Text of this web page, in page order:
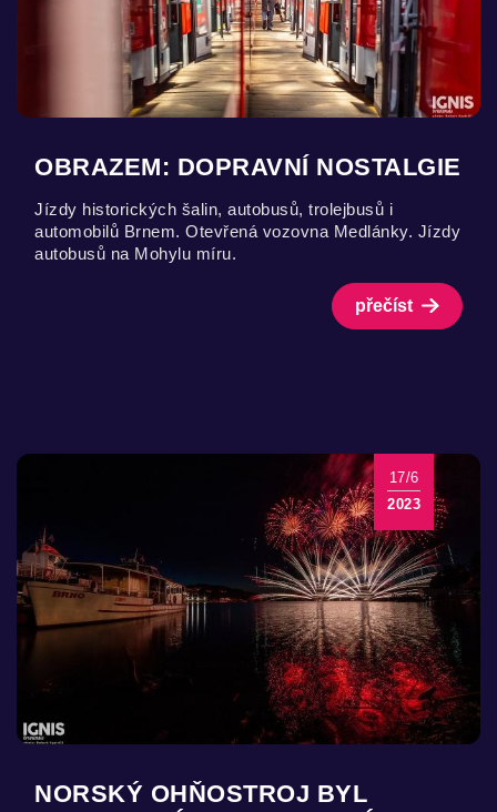
OBRAZEM: DOPRAVNÍ NOSTALGIE
Jízdy historických šalin, autobusů, trolejbusů i
automobilů Brnem. Otevřená vozovna Medlánky. Jízdy
autobusů na Mohylu míru.
přečíst
17/6
2023
NORSKÝ OHŇOSTROJ BYL